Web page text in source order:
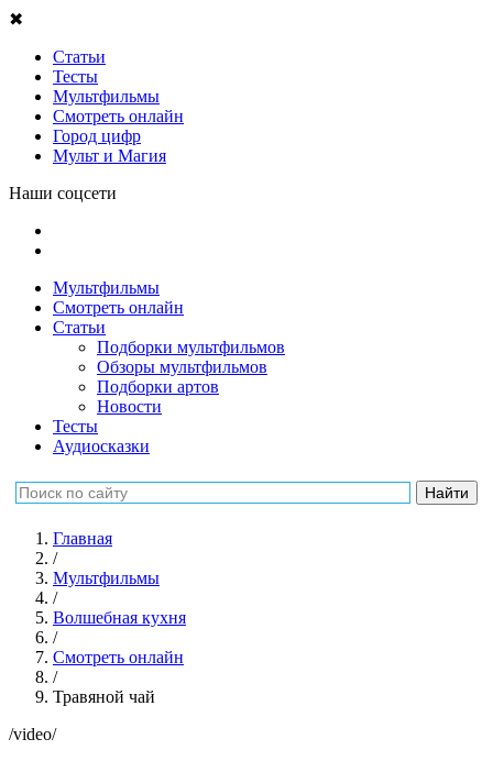
✖
Статьи
Тесты
Мультфильмы
Смотреть онлайн
Город цифр
Мульт и Магия
Наши соцсети
Мультфильмы
Смотреть онлайн
Статьи
Подборки мультфильмов
Обзоры мультфильмов
Подборки артов
Новости
Тесты
Аудиосказки
Главная
/
Мультфильмы
/
Волшебная кухня
/
Смотреть онлайн
/
Травяной чай
/video/